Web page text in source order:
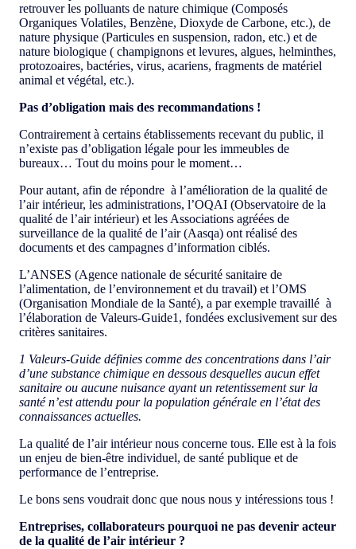
retrouver les polluants de nature chimique (Composés
Organiques Volatiles, Benzène, Dioxyde de Carbone, etc.), de
nature physique (Particules en suspension, radon, etc.) et de
nature biologique ( champignons et levures, algues, helminthes,
protozoaires, bactéries, virus, acariens, fragments de matériel
animal et végétal, etc.).
Pas d’obligation mais des recommandations !
Contrairement à certains établissements recevant du public, il
n’existe pas d’obligation légale pour les immeubles de
bureaux… Tout du moins pour le moment…
Pour autant, afin de répondre à l’amélioration de la qualité de
l’air intérieur, les administrations, l’OQAI (Observatoire de la
qualité de l’air intérieur) et les Associations agréées de
surveillance de la qualité de l’air (Aasqa) ont réalisé des
documents et des campagnes d’information ciblés.
L’ANSES (Agence nationale de sécurité sanitaire de
l’alimentation, de l’environnement et du travail) et l’OMS
(Organisation Mondiale de la Santé), a par exemple travaillé à
l’élaboration de Valeurs-Guide1, fondées exclusivement sur des
critères sanitaires.
1 Valeurs-Guide définies comme des concentrations dans l’air
d’une substance chimique en dessous desquelles aucun effet
sanitaire ou aucune nuisance ayant un retentissement sur la
santé n’est attendu pour la population générale en l’état des
connaissances actuelles.
La qualité de l’air intérieur nous concerne tous. Elle est à la fois
un enjeu de bien-être individuel, de santé publique et de
performance de l’entreprise.
Le bons sens voudrait donc que nous nous y intéressions tous !
Entreprises, collaborateurs pourquoi ne pas devenir acteur
de la qualité de l’air intérieur ?